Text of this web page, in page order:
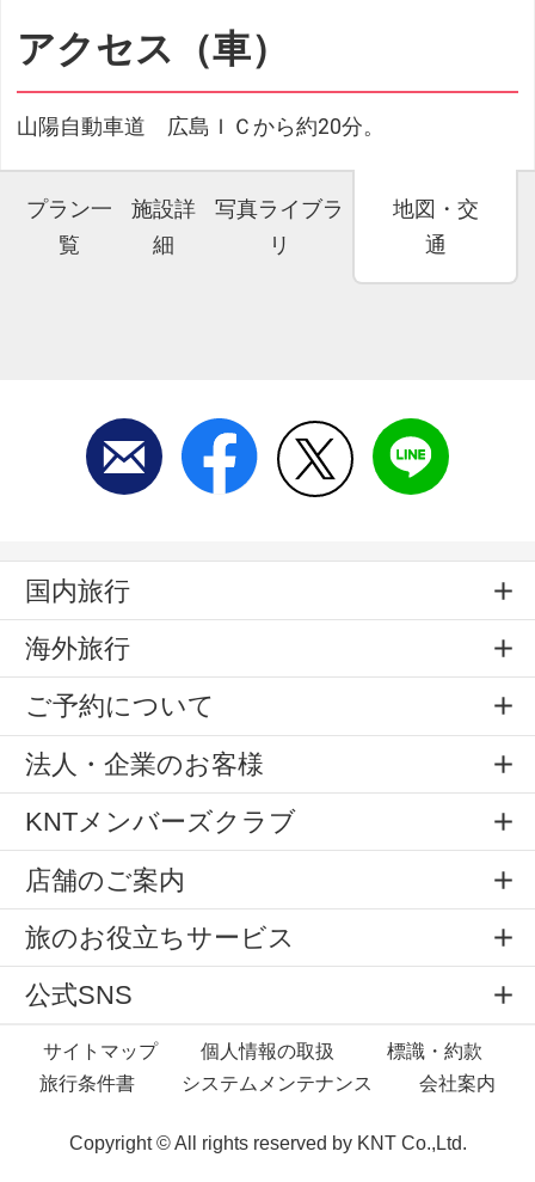
アクセス（車）
山陽自動車道 広島ＩＣから約20分。
プラン一
覧
施設詳
細
写真ライブラ
リ
地図・交
通
国内旅行
海外旅行
ご予約について
法人・企業のお客様
KNTメンバーズクラブ
店舗のご案内
旅のお役立ちサービス
公式SNS
サイトマップ 個人情報の取扱
標識・約款
旅行条件書
システムメンテナンス 会社案内
Copyright © All rights reserved by KNT Co.,Ltd.